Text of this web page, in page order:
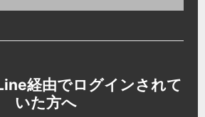
経由でログインされて
いた方へ